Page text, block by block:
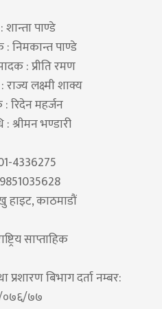
पाण्डे
: निमकान्त पाण्डे
: प्रीति रमण
राज्य लक्ष्मी शाक्य
रिदेन महर्जन
श्रीमन भण्डारी
4336275
हाइट, काठमाडौं
साप्ताहिक
प्रशारण बिभाग दर्ता नम्बर:
०७६/७७